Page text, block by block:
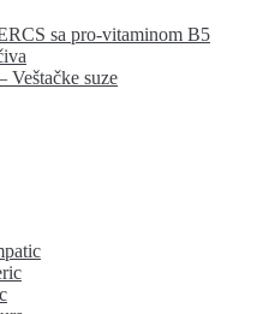
sa pro-vitaminom B5
suze